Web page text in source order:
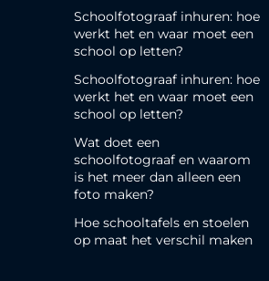
Schoolfotograaf inhuren: hoe
werkt het en waar moet een
school op letten?
Schoolfotograaf inhuren: hoe
werkt het en waar moet een
school op letten?
Wat doet een
schoolfotograaf en waarom
is het meer dan alleen een
foto maken?
Hoe schooltafels en stoelen
op maat het verschil maken